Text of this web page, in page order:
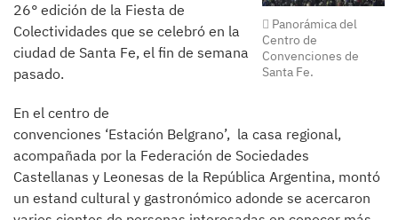
Panorámica del
Centro de
Convenciones de
Santa Fe.
26° edición de la Fiesta de
Colectividades que se celebró en la
ciudad de Santa Fe, el fin de semana
pasado.
En el centro de
convenciones ‘Estación Belgrano’, la casa regional,
acompañada por la Federación de Sociedades
Castellanas y Leonesas de la República Argentina, montó
un estand cultural y gastronómico adonde se acercaron